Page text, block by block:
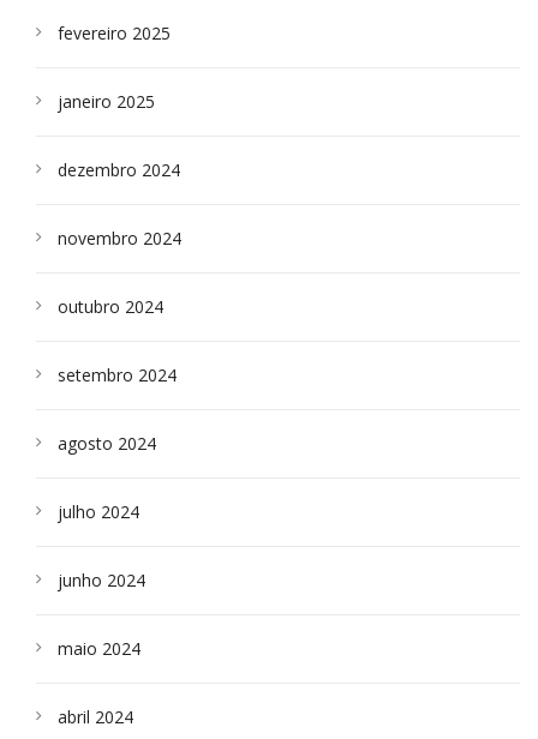
fevereiro 2025
janeiro 2025
dezembro 2024
novembro 2024
outubro 2024
setembro 2024
agosto 2024
julho 2024
junho 2024
maio 2024
abril 2024